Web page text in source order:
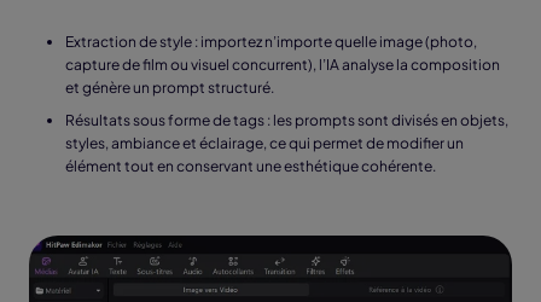
Extraction de style : importez n’importe quelle image (photo,
capture de film ou visuel concurrent), l’IA analyse la composition
et génère un prompt structuré.
Résultats sous forme de tags : les prompts sont divisés en objets,
styles, ambiance et éclairage, ce qui permet de modifier un
élément tout en conservant une esthétique cohérente.